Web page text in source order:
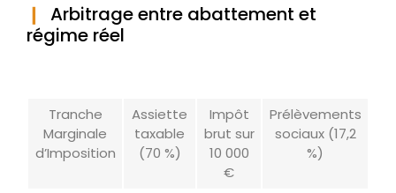
Arbitrage entre abattement et
régime réel
Tranche
Marginale
d’Imposition
Assiette
taxable
(70 %)
Impôt
brut sur
10 000
€
Prélèvements
sociaux (17,2
%)